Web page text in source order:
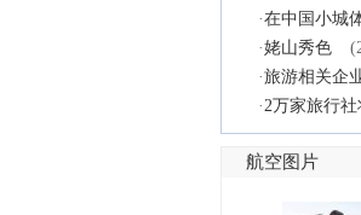
·在中国小城
·姥山秀色
·旅游相关企
·2万家旅行
航空图片